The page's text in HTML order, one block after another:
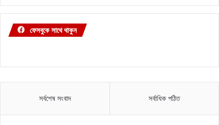
ফেসবুকে সাথে থাকুন
সর্বশেষ সংবাদ সর্বাধিক পঠিত